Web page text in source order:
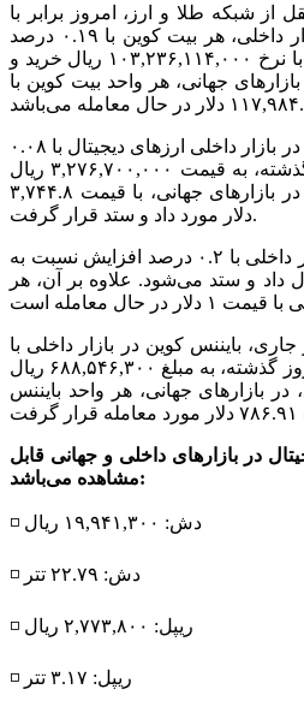
از شبکه طلا و ارز، امروز برابر با
یکشنبه ۵ مرداد ۱۴۰۴ در بازار داخلی، هر بیت کوین با ۰.۱۹ درصد
کاهش نسبت به روز گذشته، با نرخ ۱۰۳,۲۳۶,۱۱۴,۰۰۰ ریال خرید و
جهانی، هر واحد بیت کوین با
از سوی دیگر، هر واحد اتریوم در بازار داخلی ارز‌های دیجیتال با ۰.۰۸
درصد کاهش نسبت به روز گذشته، به قیمت ۳,۲۷۶,۷۰۰,۰۰۰ ریال
دست یافت. همچنین این ارز در بازار‌های جهانی، با قیمت ۳,۷۴۴.۸
دلار مورد داد و ستد قرار گرفت.
در حال حاضر، تتر نیز در بازار داخلی با ۰.۲ درصد افزایش نسبت به
با نرخ ۸۷۶,۳۱۰ ریال داد و ستد می‌شود. علاوه بر آن، هر
بایننس کوین در بازار داخلی با
۰.۲ درصد افزایش نسبت به روز گذشته، به مبلغ ۶۸۸,۵۴۶,۳۰۰ ریال
بازار‌های جهانی، هر واحد بایننس
در بازار‌های داخلی و جهانی قابل
مشاهده می‌باشد:
◽️ دش: ۱۹,۹۴۱,۳۰۰ ریال
◽️ دش: ۲۲.۷۹ تتر
◽️ ریپل: ۲,۷۷۳,۸۰۰ ریال
◽️ ریپل: ۳.۱۷ تتر